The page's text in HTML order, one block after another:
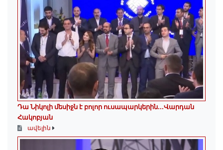
Դա Նիկոլի մեսիջն է բոլոր ուսապարկերին․․․Վարդան
Հակոբյան
ավելին